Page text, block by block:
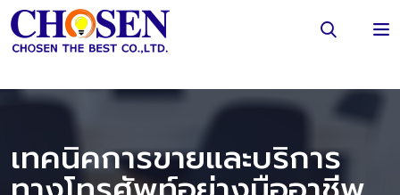
เทคนิคการขายและบริการ